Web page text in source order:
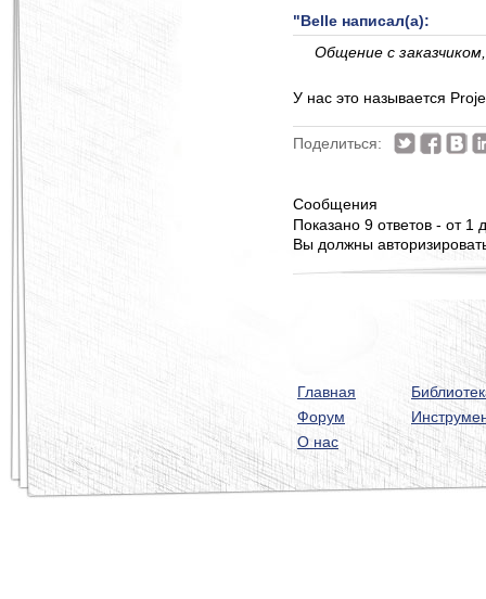
"Belle написал(а):
Общение с
У нас это называется
Поделиться:
Сообщения
Показано 9 ответов - от 1
Вы должны
Главная
Форум
О нас